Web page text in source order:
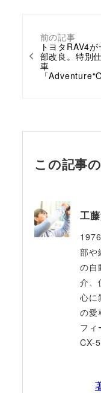
前の記事
トヨタRAV4が
部改良。特別
車
「
この記事
工
部や
の自
介、
心に
の愛
フィ
CX-5